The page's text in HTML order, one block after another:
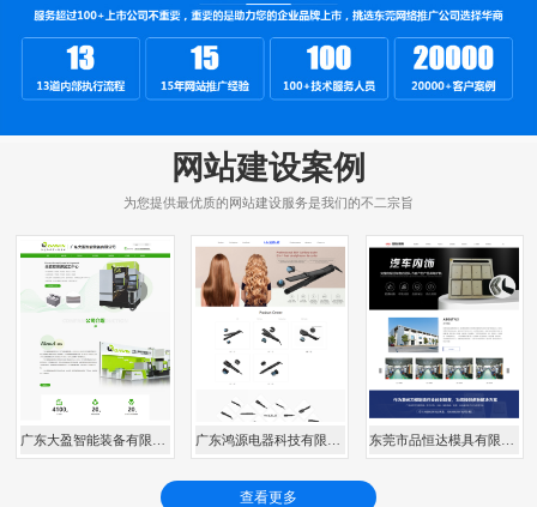
网站建设案例
为您提供最优质的网站建设服务是我们的不二宗旨
查看更多